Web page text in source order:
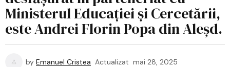
Ministerul Educației și Cercetării,
este Andrei Florin Popa din Aleșd.
by Emanuel Cristea Actualizat mai 28, 2025